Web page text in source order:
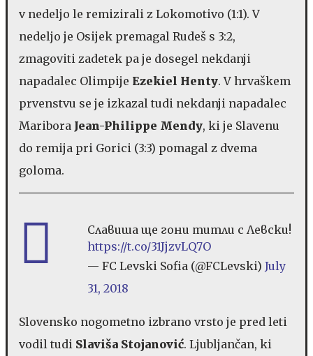
v nedeljo le remizirali z Lokomotivo (1:1). V
nedeljo je Osijek premagal Rudeš s 3:2,
zmagoviti zadetek pa je dosegel nekdanji
napadalec Olimpije Ezekiel Henty. V hrvaškem
prvenstvu se je izkazal tudi nekdanji napadalec
Maribora Jean-Philippe Mendy, ki je Slavenu
do remija pri Gorici (3:3) pomagal z dvema
goloma.
Славиша ще гони титли с Левски!
https://t.co/31JjzvLQ7O
— FC Levski Sofia (@FCLevski) July
31, 2018
Slovensko nogometno izbrano vrsto je pred leti
vodil tudi Slaviša Stojanović. Ljubljančan, ki